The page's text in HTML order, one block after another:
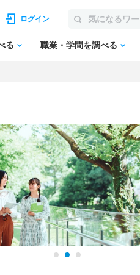
ログイン
る 職業・学問を調べる